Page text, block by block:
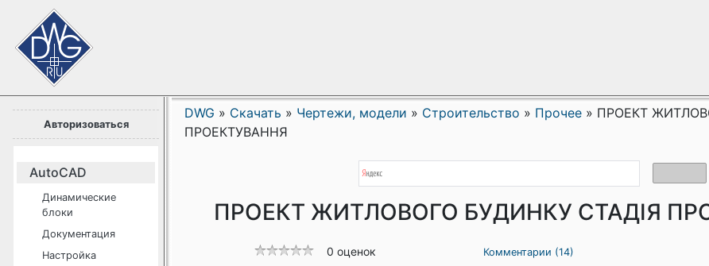
Авторизоваться
AutoCAD
Динамические
блоки
Документация
Настройка
DWG » Скачать » Чертежи, модели » Строительство » Прочее » ПРОЕКТ
ПРОЕКТУВАННЯ
ПРОЕКТ ЖИТЛОВОГО БУДИНКУ СТАДІЯ
0 оценок Комментарии (14)